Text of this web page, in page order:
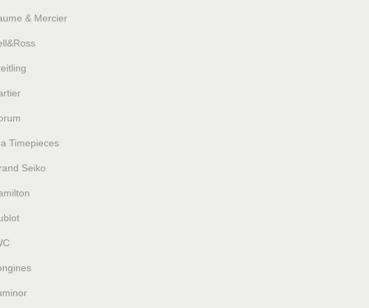
& Mercier
Timepieces
Seiko